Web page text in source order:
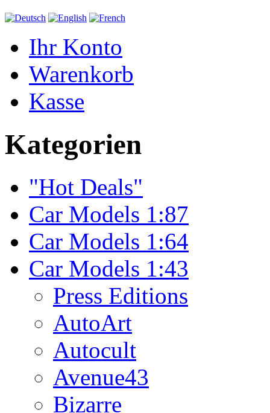
Ihr Konto
Warenkorb
Kasse
Kategorien
"Hot Deals"
Car Models 1:87
Car Models 1:64
Car Models 1:43
Press Editions
AutoArt
Autocult
Avenue43
Bizarre